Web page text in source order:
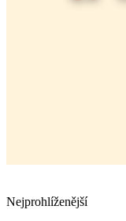
Nejprohlíženější